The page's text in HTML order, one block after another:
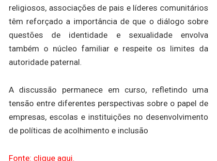
religiosos, associações de pais e líderes comunitários
têm reforçado a importância de que o diálogo sobre
questões de identidade e sexualidade envolva
também o núcleo familiar e respeite os limites da
autoridade paternal.
A discussão permanece em curso, refletindo uma
tensão entre diferentes perspectivas sobre o papel de
empresas, escolas e instituições no desenvolvimento
de políticas de acolhimento e inclusão
Fonte: clique aqui.